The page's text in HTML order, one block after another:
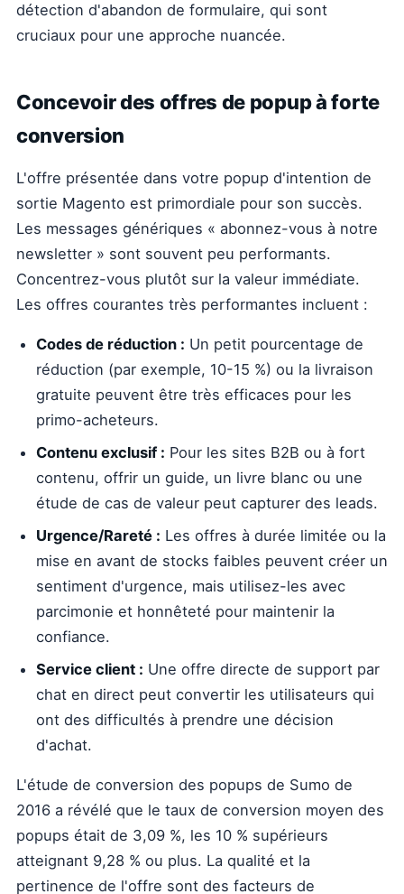
détection d'abandon de formulaire, qui sont
cruciaux pour une approche nuancée.
Concevoir des offres de popup à forte
conversion
L'offre présentée dans votre popup d'intention de
sortie Magento est primordiale pour son succès.
Les messages génériques « abonnez-vous à notre
newsletter » sont souvent peu performants.
Concentrez-vous plutôt sur la valeur immédiate.
Les offres courantes très performantes incluent :
Codes de réduction : Un petit pourcentage de
réduction (par exemple, 10-15 %) ou la livraison
gratuite peuvent être très efficaces pour les
primo-acheteurs.
Contenu exclusif : Pour les sites B2B ou à fort
contenu, offrir un guide, un livre blanc ou une
étude de cas de valeur peut capturer des leads.
Urgence/Rareté : Les offres à durée limitée ou la
mise en avant de stocks faibles peuvent créer un
sentiment d'urgence, mais utilisez-les avec
parcimonie et honnêteté pour maintenir la
confiance.
Service client : Une offre directe de support par
chat en direct peut convertir les utilisateurs qui
ont des difficultés à prendre une décision
d'achat.
L'étude de conversion des popups de Sumo de
2016 a révélé que le taux de conversion moyen des
popups était de 3,09 %, les 10 % supérieurs
atteignant 9,28 % ou plus. La qualité et la
pertinence de l'offre sont des facteurs de